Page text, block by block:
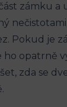
zámku ⁤a
Pokud je
ho opatrně
zda ⁣se